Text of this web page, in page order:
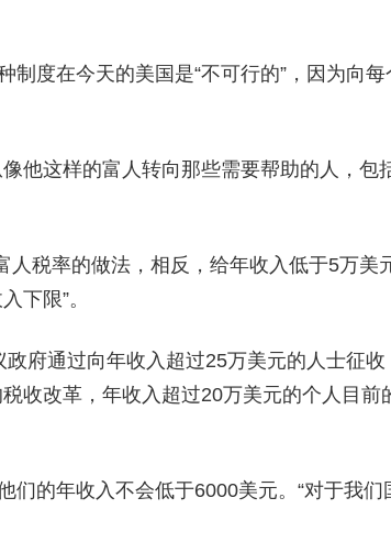
制度在今天的美国是“不可行的”，因为向每
他这样的富人转向那些需要帮助的人，包
税率的做法，相反，给年收入低于5万美
下限”。
府通过向年收入超过25万美元的人士征收
收改革，年收入超过20万美元的个人目前
们的年收入不会低于6000美元。“对于我们